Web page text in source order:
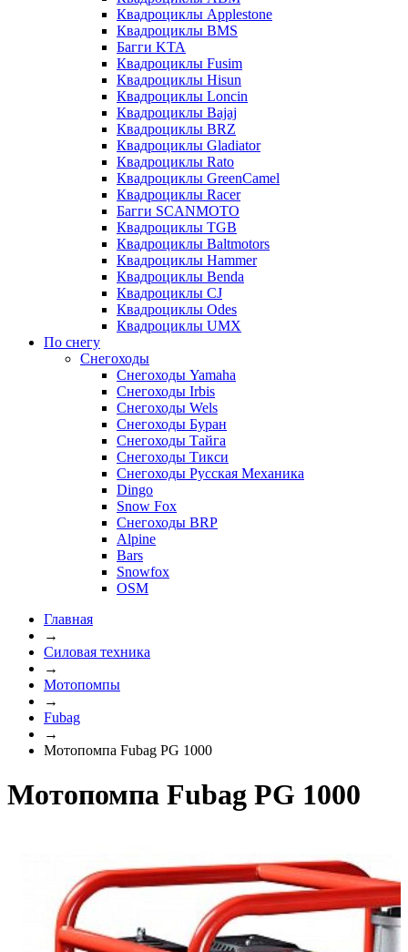
Квадроциклы Applestone
Квадроциклы BMS
Багги KTA
Квадроциклы Fusim
Квадроциклы Hisun
Квадроциклы Loncin
Квадроциклы Bajaj
Квадроциклы BRZ
Квадроциклы Gladiator
Квадроциклы Rato
Квадроциклы GreenCamel
Квадроциклы Racer
Багги SCANMOTO
Квадроциклы TGB
Квадроциклы Baltmotors
Квадроциклы Hammer
Квадроциклы Benda
Квадроциклы CJ
Квадроциклы Odes
Квадроциклы UMX
По снегу
Снегоходы
Снегоходы Yamaha
Снегоходы Irbis
Снегоходы Wels
Снегоходы Буран
Снегоходы Тайга
Снегоходы Тикси
Снегоходы Русская Механика
Dingo
Snow Fox
Снегоходы BRP
Alpine
Bars
Snowfox
OSM
Главная
→
Силовая техника
→
Мотопомпы
→
Fubag
→
Мотопомпа Fubag PG 1000
Мотопомпа Fubag PG 1000